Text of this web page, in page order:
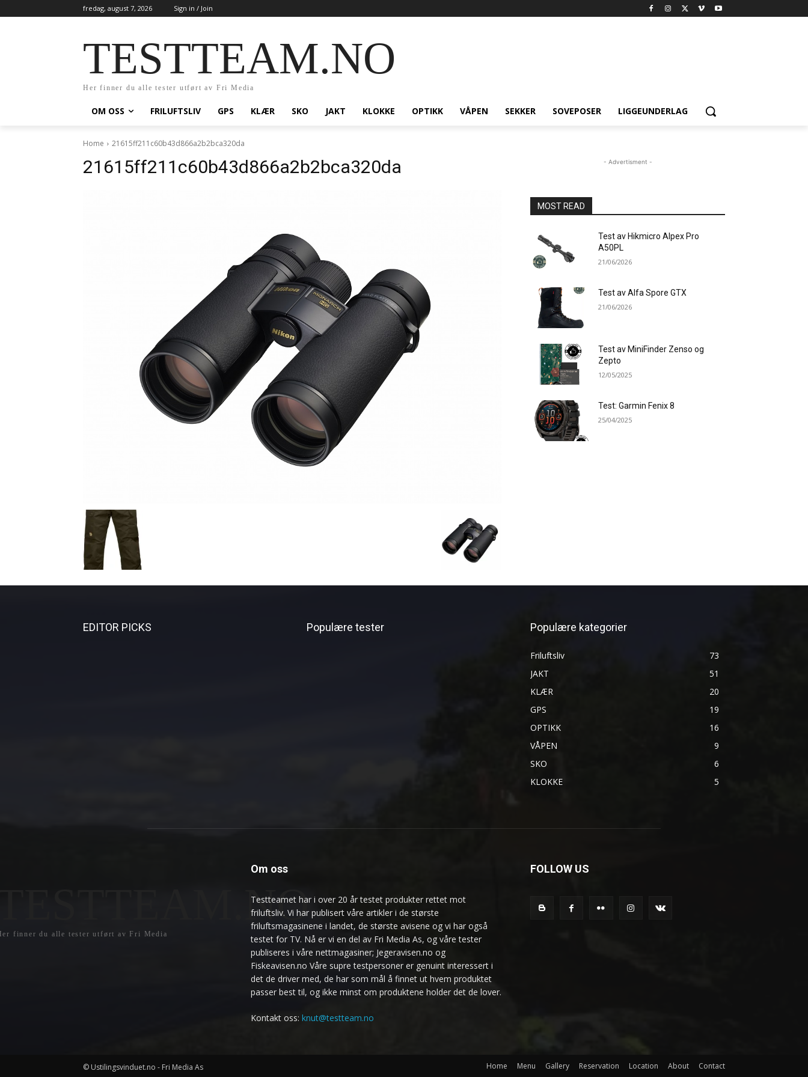
fredag, august 7, 2026 Sign in / Join
TESTTEAM.NO
Her finner du alle tester utført av Fri Media
OM OSS FRILUFTSLIV GPS KLÆR SKO JAKT KLOKKE OPTIKK VÅPEN SEKKER SOVEPOSER LIGGEUNDERLAG
Home 21615ff211c60b43d866a2b2bca320da
21615ff211c60b43d866a2b2bca320da - Advertisment -
MOST READ
Test av Hikmicro Alpex Pro
A50PL
21/06/2026
Test av Alfa Spore GTX
21/06/2026
Test av MiniFinder Zenso og
Zepto
12/05/2025
Test: Garmin Fenix 8
25/04/2025
EDITOR PICKS Populære tester Populære kategorier
Friluftsliv
73
JAKT
51
KLÆR
20
GPS
19
OPTIKK
16
VÅPEN
9
SKO
6
KLOKKE
5
finner du alle tester utført av Fri Media
Om oss
Testteamet har i over 20 år testet produkter rettet mot
friluftsliv. Vi har publisert våre artikler i de største
friluftsmagasinene i landet, de største avisene og vi har også
testet for TV. Nå er vi en del av Fri Media As, og våre tester
publiseres i våre nettmagasiner; Jegeravisen.no og
Fiskeavisen.no Våre supre testpersoner er genuint interessert i
det de driver med, de har som mål å finnet ut hvem produktet
passer best til, og ikke minst om produktene holder det de lover.
Kontakt oss: knut@testteam.no
FOLLOW US
© Ustilingsvinduet.no - Fri Media As Home Menu Gallery Reservation Location About Contact